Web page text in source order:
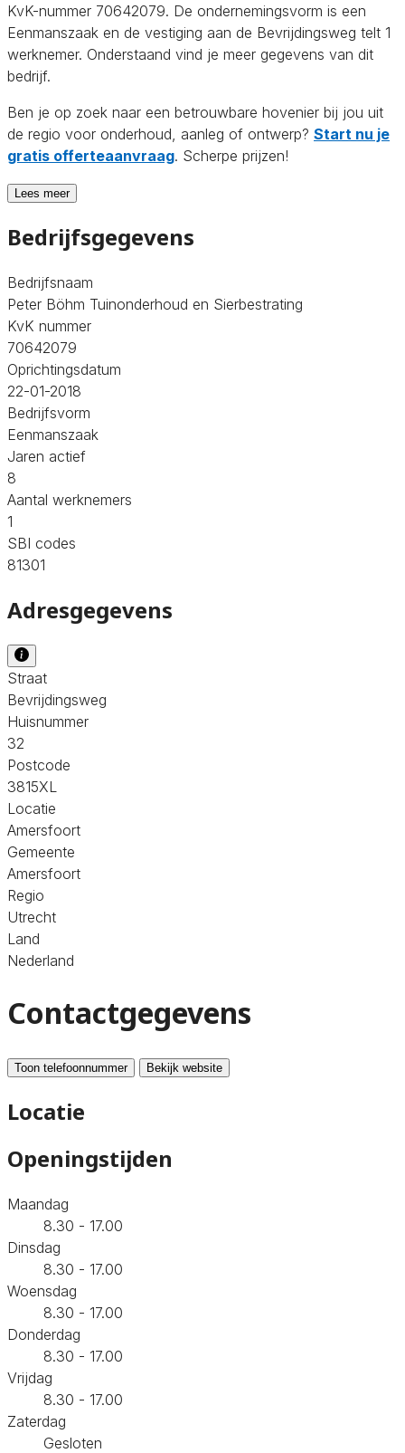
KvK-nummer 70642079. De ondernemingsvorm is een
Eenmanszaak en de vestiging aan de Bevrijdingsweg telt 1
werknemer. Onderstaand vind je meer gegevens van dit
bedrijf.
Ben je op zoek naar een betrouwbare hovenier bij jou uit
de regio voor onderhoud, aanleg of ontwerp? Start nu je
gratis offerteaanvraag. Scherpe prijzen!
Lees meer
Bedrijfsgegevens
Bedrijfsnaam
Peter Böhm Tuinonderhoud en Sierbestrating
KvK nummer
70642079
Oprichtingsdatum
22-01-2018
Bedrijfsvorm
Eenmanszaak
Jaren actief
8
Aantal werknemers
1
SBI codes
81301
Adresgegevens
Straat
Bevrijdingsweg
Huisnummer
32
Postcode
3815XL
Locatie
Amersfoort
Gemeente
Amersfoort
Regio
Utrecht
Land
Nederland
Contactgegevens
Toon telefoonnummer Bekijk website
Locatie
Openingstijden
Maandag
8.30 - 17.00
Dinsdag
8.30 - 17.00
Woensdag
8.30 - 17.00
Donderdag
8.30 - 17.00
Vrijdag
8.30 - 17.00
Zaterdag
Gesloten